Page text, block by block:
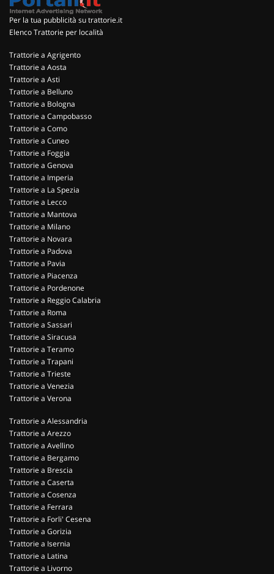
Per la tua pubblicità su trattorie.it
Elenco Trattorie per località
Trattorie a Agrigento
Trattorie a Aosta
Trattorie a Asti
Trattorie a Belluno
Trattorie a Bologna
Trattorie a Campobasso
Trattorie a Como
Trattorie a Cuneo
Trattorie a Foggia
Trattorie a Genova
Trattorie a Imperia
Trattorie a La Spezia
Trattorie a Lecco
Trattorie a Mantova
Trattorie a Milano
Trattorie a Novara
Trattorie a Padova
Trattorie a Pavia
Trattorie a Piacenza
Trattorie a Pordenone
Trattorie a Reggio Calabria
Trattorie a Roma
Trattorie a Sassari
Trattorie a Siracusa
Trattorie a Teramo
Trattorie a Trapani
Trattorie a Trieste
Trattorie a Venezia
Trattorie a Verona
Trattorie a Alessandria
Trattorie a Arezzo
Trattorie a Avellino
Trattorie a Bergamo
Trattorie a Brescia
Trattorie a Caserta
Trattorie a Cosenza
Trattorie a Ferrara
Trattorie a Forli' Cesena
Trattorie a Gorizia
Trattorie a Isernia
Trattorie a Latina
Trattorie a Livorno